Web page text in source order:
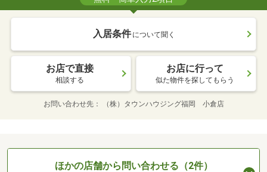
入居条件 について聞く
お店で直接
相談する
お店に行って
似た物件を探してもらう
お問い合わせ先 （株）タウンハウジング福岡 小倉店
ほかの店舗から問い合わせる（2件）